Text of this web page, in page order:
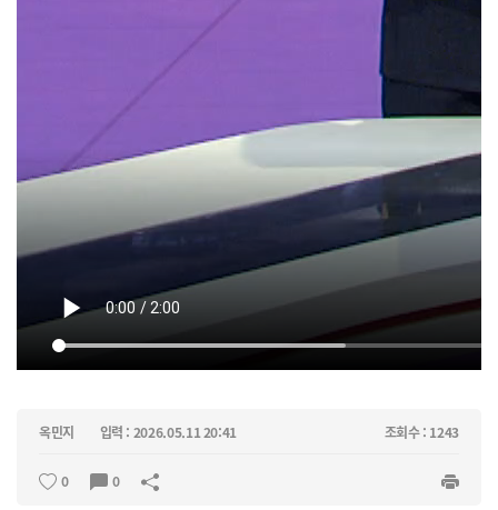
옥민지 입력 : 2026.05.11 20:41 조회수 : 1243
0 0